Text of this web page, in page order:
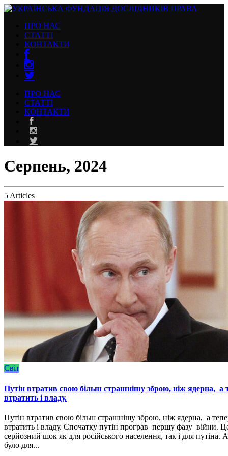
ПРО НАС
СТАТТІ
КОНТАКТИ
ПРО НАС
СТАТТІ
КОНТАКТИ
Серпень, 2024
5 Articles
Світ
Путін втратив свою більш страшнішу зброю, ніж ядерна, а
втратить і владу.
Путін втратив свою більш страшнішу зброю, ніж ядерна, а
втратить і владу. Спочатку путін програв першу фазу війни.
серйозний шок як для російського населення, так і для путіна.
було для...